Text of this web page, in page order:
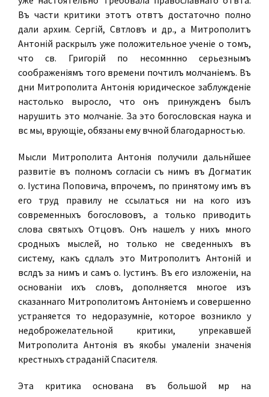
Въ части критики этотъ отвѣтъ достаточно полно
дали архим. Сергій, Свѣтловъ и др., а Митрополитъ
Антоній раскрылъ уже положительное ученіе о томъ,
что св. Григорій по несомнѣнно серьезнымъ
соображеніямъ того времени почтилъ молчаніемъ. Въ
дни Митрополита Антонія юридическое заблужденіе
настолько выросло, что онъ принужденъ былъ
нарушить это молчаніе. За это богословская наука и
всѣ мы, вѣрующіе, обязаны ему вѣчной благодарностью.
Мысли Митрополита Антонія получили дальнѣйшее
развитіе въ полномъ согласіи съ нимъ въ Догматикѣ
о. Іустина Поповича, впрочемъ, по принятому имъ въ
его трудѣ правилу не ссылаться ни на кого изъ
современныхъ богослововъ, а только приводить
слова святыхъ Отцовъ. Онъ нашелъ у нихъ много
сродныхъ мыслей, но только не сведенныхъ въ
систему, какъ сдѣлалъ это Митрополитъ Антоній и
вслѣдъ за нимъ и самъ о. Іустинъ. Въ его изложеніи, на
основаніи ихъ словъ, дополняется многое изъ
сказаннаго Митрополитомъ Антоніемъ и совершенно
устраняется то недоразумѣніе, которое возникло у
недоброжелательной критики, упрекавшей
Митрополита Антонія въ якобы умаленіи значенія
крестныхъ страданій Спасителя.
Эта критика основана въ большой мѣрѣ на